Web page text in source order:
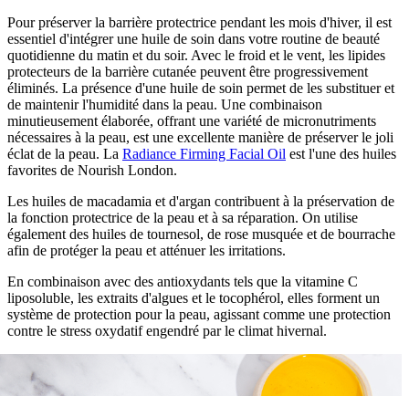
Pour préserver la barrière protectrice pendant les mois d'hiver, il est
essentiel d'intégrer une huile de soin dans votre routine de beauté
quotidienne du matin et du soir. Avec le froid et le vent, les lipides
protecteurs de la barrière cutanée peuvent être progressivement
éliminés. La présence d'une huile de soin permet de les substituer et
de maintenir l'humidité dans la peau. Une combinaison
minutieusement élaborée, offrant une variété de micronutriments
nécessaires à la peau, est une excellente manière de préserver le joli
éclat de la peau. La Radiance Firming Facial Oil est l'une des huiles
favorites de Nourish London.
Les huiles de macadamia et d'argan contribuent à la préservation de
la fonction protectrice de la peau et à sa réparation. On utilise
également des huiles de tournesol, de rose musquée et de bourrache
afin de protéger la peau et atténuer les irritations.
En combinaison avec des antioxydants tels que la vitamine C
liposoluble, les extraits d'algues et le tocophérol, elles forment un
système de protection pour la peau, agissant comme une protection
contre le stress oxydatif engendré par le climat hivernal.